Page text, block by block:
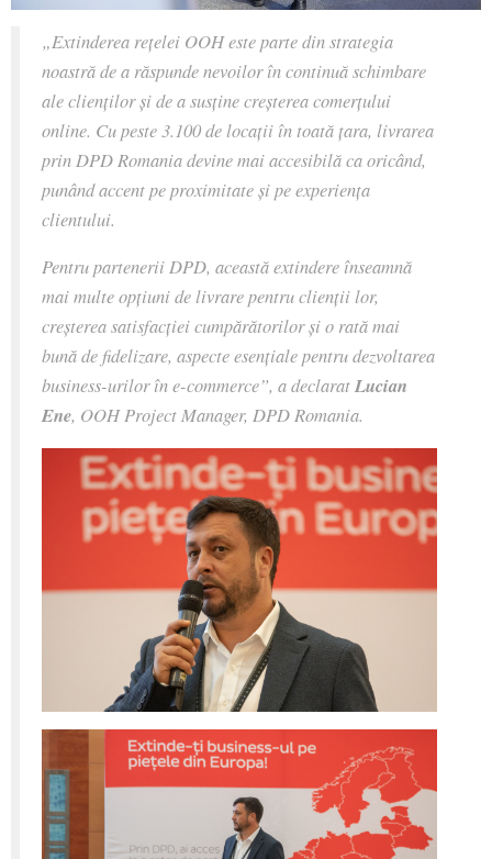
„Extinderea rețelei OOH este parte din strategia
noastră de a răspunde nevoilor în continuă schimbare
ale clienților și de a susține creșterea comerțului
online. Cu peste 3.100 de locații în toată țara, livrarea
prin DPD Romania devine mai accesibilă ca oricând,
punând accent pe proximitate și pe experiența
clientului.
Pentru partenerii DPD, această extindere înseamnă
mai multe opțiuni de livrare pentru clienții lor,
creșterea satisfacției cumpărătorilor și o rată mai
bună de fidelizare, aspecte esențiale pentru dezvoltarea
business-urilor în e-commerce”, a declaratLucian
Ene, OOH Project Manager, DPD Romania.